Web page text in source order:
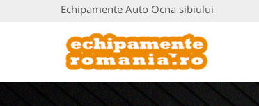
Echipamente Auto Ocna sibiului